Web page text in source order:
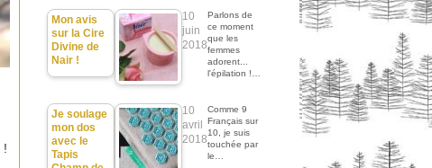
!
Mon avis
sur la Cire
Divine de
Nair !
10
juin
2018
Parlons de
ce moment
que les
femmes
adorent...
l'épilation !…
Je soulage
mon dos
avec le
Tapis
10
avril
2018
Comme 9
Français sur
10, je suis
touchée par
le…